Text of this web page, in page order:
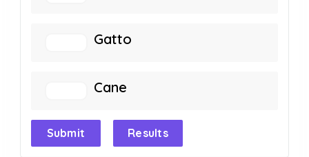
Gatto
Cane
Submit Results